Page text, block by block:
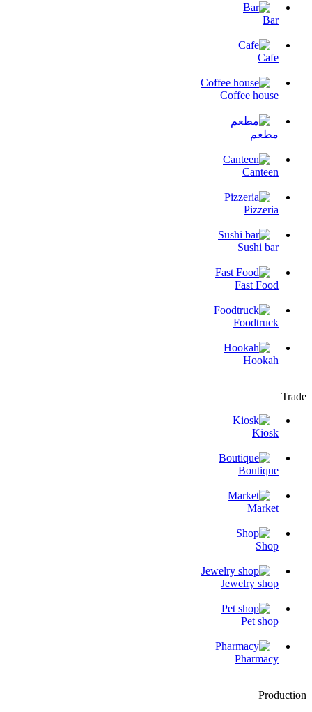
Bar
Cafe
Coffee house
مطعم
Canteen
Pizzeria
Sushi bar
Fast Food
Foodtruck
Hookah
Trade
Kiosk
Boutique
Market
Shop
Jewelry shop
Pet shop
Pharmacy
Production